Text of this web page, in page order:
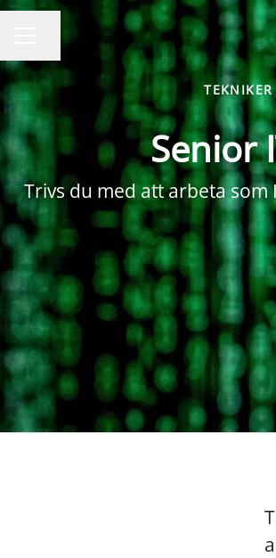
Karriärmeny
Dela sidan
Senior
Trivs du med att arbeta